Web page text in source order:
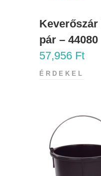
Keverőszár
pár – 44080
57,956 Ft
ÉRDEKEL